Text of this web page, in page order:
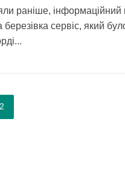
раніше,
сервіс, який
2